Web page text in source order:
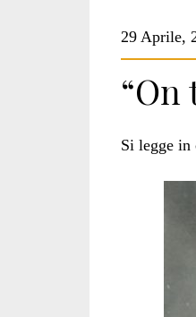
29 Aprile,
“On
Si legge in